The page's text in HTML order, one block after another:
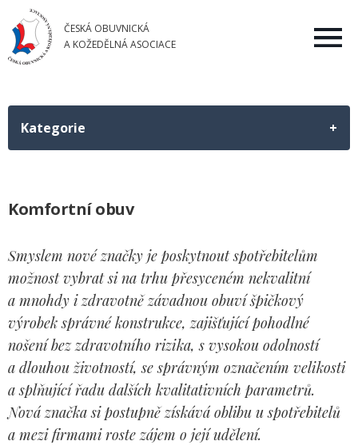
ČESKÁ OBUVNICKÁ
A KOŽEDĚLNÁ ASOCIACE
Komfortní obuv
Smyslem nové značky je poskytnout spotřebitelům
možnost vybrat si na trhu přesyceném nekvalitní
a mnohdy i zdravotně závadnou obuví špičkový
výrobek správné konstrukce, zajišťující pohodlné
nošení bez zdravotního rizika, s vysokou odolností
a dlouhou životností, se správným označením velikosti
a splňující řadu dalších kvalitativních parametrů.
Nová značka si postupně získává oblibu u spotřebitelů
a mezi firmami roste zájem o její udělení.
Kategorie